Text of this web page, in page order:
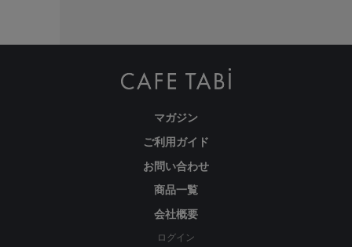
経験を積み重ねた人にしか分からない“本物のスタンダー
マガジン
ご利用ガイド
お問い合わせ
商品一覧
会社概要
ログイン